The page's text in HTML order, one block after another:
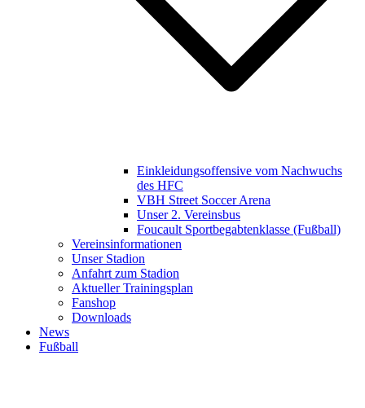
Einkleidungsoffensive vom Nachwuchs
des HFC
VBH Street Soccer Arena
Unser 2. Vereinsbus
Foucault Sportbegabtenklasse (Fußball)
Vereinsinformationen
Unser Stadion
Anfahrt zum Stadion
Aktueller Trainingsplan
Fanshop
Downloads
News
Fußball